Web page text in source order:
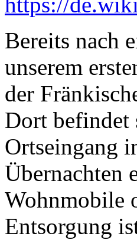
Bereits nach
unserem
der
Dort befindet
Ortseingang
Übernachten
Wohnmobile
Entsorgung